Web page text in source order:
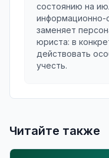
состоянию на
информационно-
заменяет
юриста: в
действовать
учесть.
Читайте также